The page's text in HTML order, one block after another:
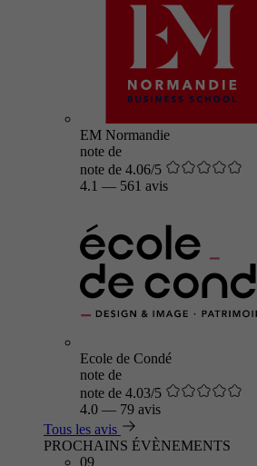
EM Normandie
note de
note de 4.06/5
4.1 — 561 avis
Ecole de Condé
note de
note de 4.03/5
4.0 — 79 avis
Tous les avis
PROCHAINS ÉVÈNEMENTS
09